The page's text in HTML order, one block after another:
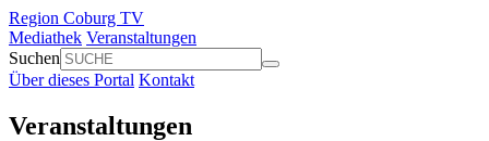
Region Coburg TV
Mediathek Veranstaltungen
Suchen
Über dieses Portal Kontakt
Veranstaltungen